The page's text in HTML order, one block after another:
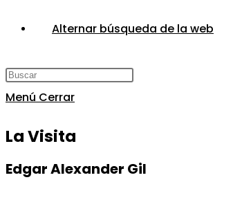
Alternar búsqueda de la web
Menú Cerrar
La Visita
Edgar Alexander Gil